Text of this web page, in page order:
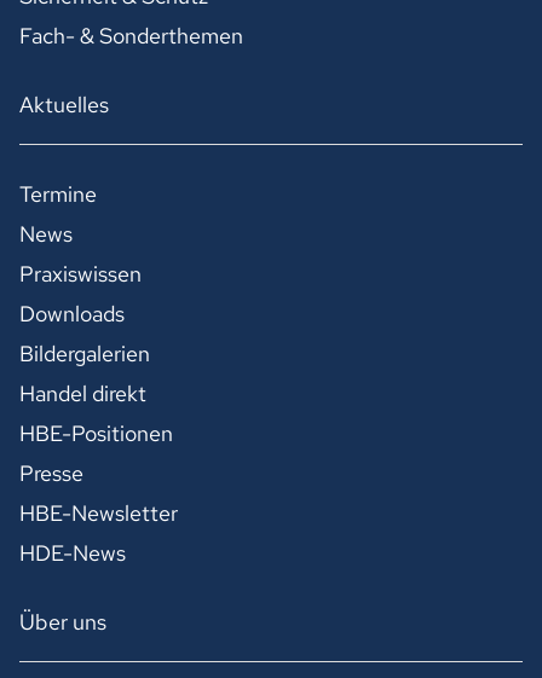
Fach- & Sonderthemen
Aktuelles
Termine
News
Praxiswissen
Downloads
Bildergalerien
Handel direkt
HBE-Positionen
Presse
HBE-Newsletter
HDE-News
Über uns